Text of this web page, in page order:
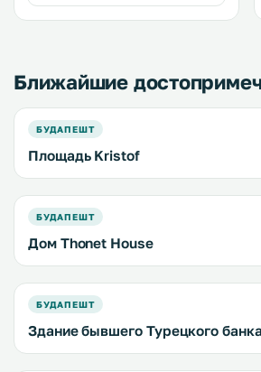
помещениях действует
бесплатный Wi-Fi. .
Ближайшие
БУДАПЕШТ
Площадь Kristof
БУДАПЕШТ
Дом Thonet House
БУДАПЕШТ
Здание бывшего Турецкого банка